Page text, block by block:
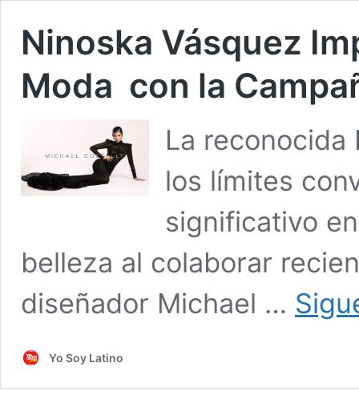
Ninoska Vásquez
Moda con la
La reconocida
los límites
significativo
belleza al colaborar
diseñador Michael …
Yo Soy Latino